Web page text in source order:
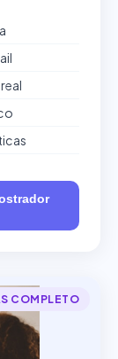
COMPLETO